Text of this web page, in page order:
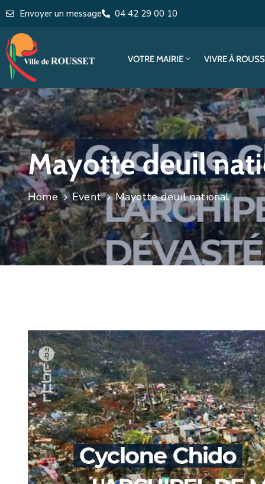
Envoyer un message 04 42 29 00 10
VOTRE MAIRIE VIVRE À
Mayotte deuil
Home Event Mayotte deuil national